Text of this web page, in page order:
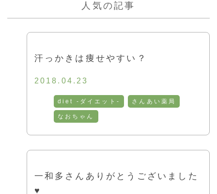
人気の記事
汗っかきは痩せやすい？
2018.04.23
diet -ダイエット- さんあい薬局
なおちゃん
一和多さんありがとうございました
♥